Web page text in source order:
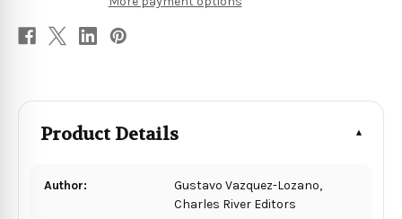
Product Details
Author:
Gustavo Vazquez-Lozano,
Charles River Editors